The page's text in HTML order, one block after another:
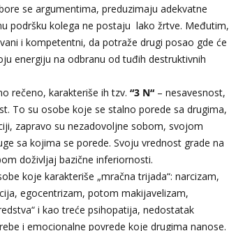
se argumentima, preduzimaju adekvatne
podršku kolega ne postaju lako žrtve. Međutim,
i kompetentni, da potraže drugi posao gde će
energiju na odbranu od tuđih destruktivnih
rečeno, karakteriše ih tzv. “3 N“ – nesavesnost,
To su osobe koje se stalno porede sa drugima,
zapravo su nezadovoljne sobom, svojom
sa kojima se porede. Svoju vrednost grade na
doživljaj bazične inferiornosti.
koje karakteriše „mračna trijada“: narcizam,
egocentrizam, potom makijavelizam,
i kao treće psihopatija, nedostatak
i emocionalne povrede koje drugima nanose.